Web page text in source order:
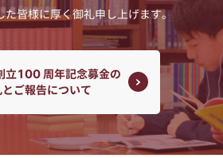
た皆様に厚く御礼申し上げます。
立100 周年記念募金の
とご報告について